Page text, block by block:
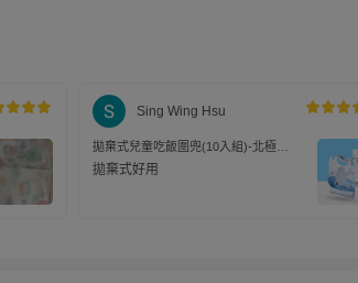
Sing Wing Hsu
拋棄式兒童吃飯圍兜(10入組)-北極
熊-35x23.5cm
拋棄式好用